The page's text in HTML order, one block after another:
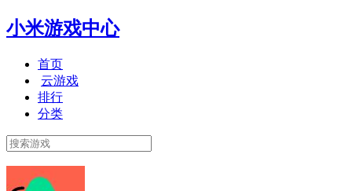
小米游戏中心
首页
云游戏
排行
分类